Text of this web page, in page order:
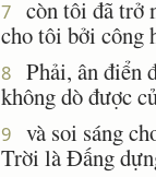
7
còn tôi đã trở
cho tôi bởi công
8
Phải, ân điển
không dò được
9
và soi sáng
Trời là Ðấng